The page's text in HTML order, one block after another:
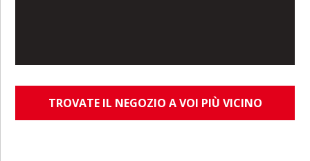
TROVATE IL NEGOZIO A VOI PIÙ VICINO